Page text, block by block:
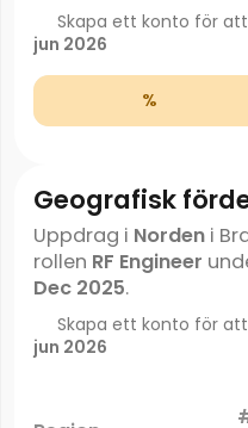
Skapa ett konto för
jun 2026
%
Geografisk
Uppdrag i Nordeni
rollen RF Engineer
Dec 2025.
Skapa ett konto för
jun 2026